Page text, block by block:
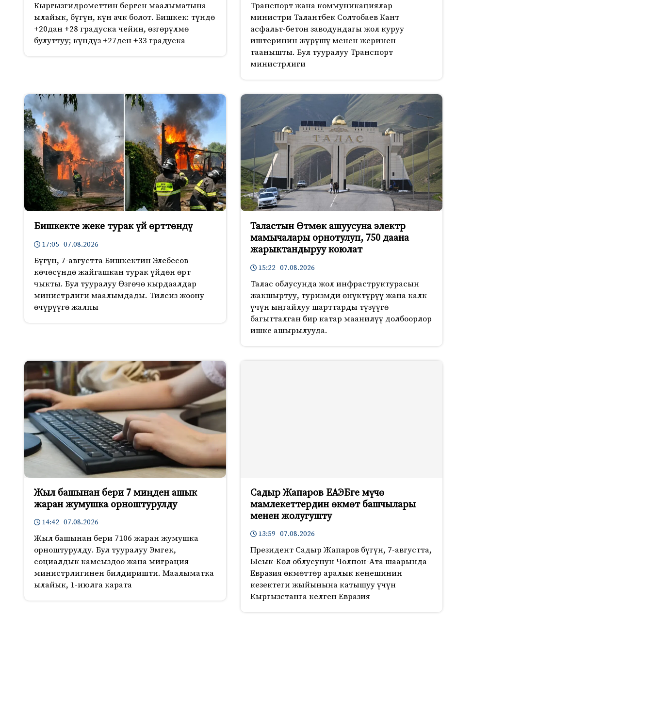
Кыргызгидрометтин берген маалыматына
ылайык, бүгүн, күн ачк болот. Бишкек: түндө
+20дан +28 градуска чейин, өзгөрүлмө
булуттуу; күндүз +27ден +33 градуска
Транспорт жана коммуникациялар
министри Талантбек Солтобаев Кант
асфальт-бетон заводундагы жол куруу
иштеринин жүрүшү менен жеринен
таанышты. Бул тууралуу Транспорт
министрлиги
Бишкекте жеке турак үй өрттөндү
17:05 07.08.2026
Бүгүн, 7-августта Бишкектин Элебесов
көчөсүндө жайгашкан турак үйдөн өрт
чыкты. Бул тууралуу Өзгөчө кырдаалдар
министрлиги маалымдады. Тилсиз жоону
өчүрүүгө жалпы
Таластын Өтмөк ашуусуна электр
мамычалары орнотулуп, 750 даана
жарыктандыруу коюлат
15:22 07.08.2026
Талас облусунда жол инфраструктурасын
жакшыртуу, туризмди өнүктүрүү жана калк
үчүн ыңгайлуу шарттарды түзүүгө
багытталган бир катар маанилүү долбоорлор
ишке ашырылууда.
Жыл башынан бери 7 миңден ашык
жаран жумушка орноштурулду
14:42 07.08.2026
Жыл башынан бери 7106 жаран жумушка
орноштурулду. Бул тууралуу Эмгек,
социалдык камсыздоо жана миграция
министрлигинен билдиришти. Маалыматка
ылайык, 1-июлга карата
Садыр Жапаров ЕАЭБге мүчө
мамлекеттердин өкмөт башчылары
менен жолугушту
13:59 07.08.2026
Президент Садыр Жапаров бүгүн, 7-августта,
Ысык-Көл облусунун Чолпон-Ата шаарында
Евразия өкмөттөр аралык кеңешинин
кезектеги жыйынына катышуу үчүн
Кыргызстанга келген Евразия